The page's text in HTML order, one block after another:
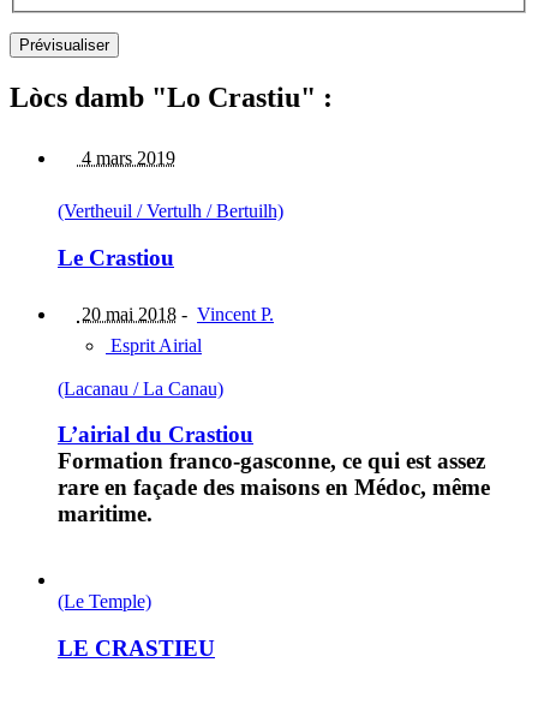
Lòcs damb "Lo Crastiu" :
4 mars 2019
(Vertheuil / Vertulh / Bertuilh)
Le Crastiou
20 mai 2018 - Vincent P.
Esprit Airial
(Lacanau / La Canau)
L’airial du Crastiou
Formation franco-gasconne, ce qui est assez
rare en façade des maisons en Médoc, même
maritime.
(Le Temple)
LE CRASTIEU